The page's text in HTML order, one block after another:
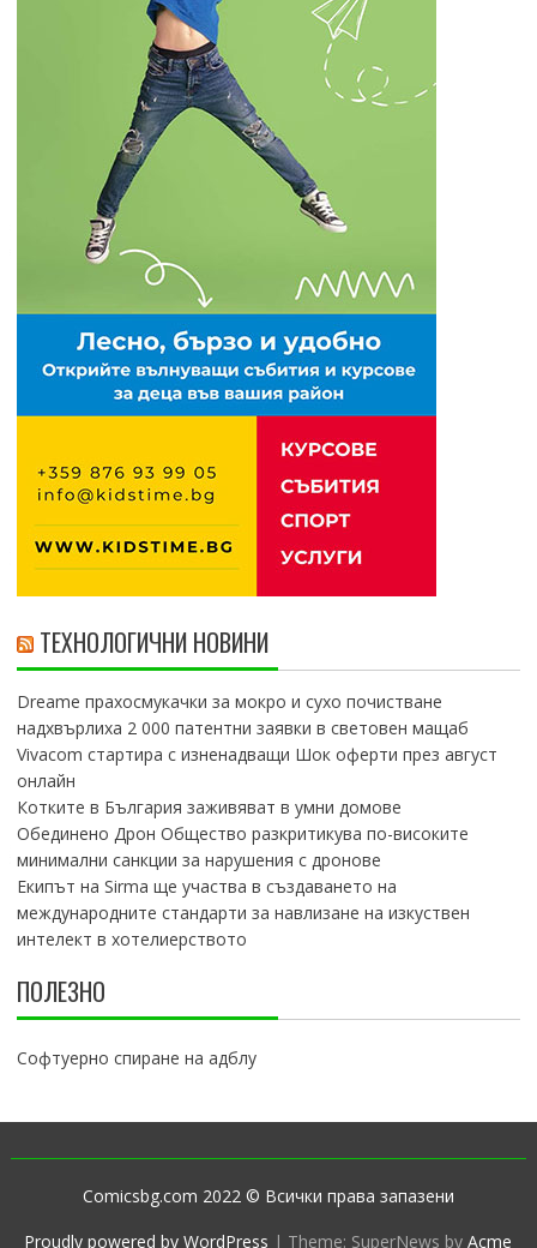
ТЕХНОЛОГИЧНИ НОВИНИ
Dreame прахосмукачки за мокро и сухо почистване
надхвърлиха 2 000 патентни заявки в световен мащаб
Vivacom стартира с изненадващи Шок оферти през август
онлайн
Котките в България заживяват в умни домове
Обединено Дрон Общество разкритикува по-високите
минимални санкции за нарушения с дронове
Екипът на Sirma ще участва в създаването на
международните стандарти за навлизане на изкуствен
интелект в хотелиерството
ПОЛЕЗНО
Софтуерно спиране на адблу
Comicsbg.com 2022 © Всички права запазени
Proudly powered by WordPress | Theme: SuperNews byAcme